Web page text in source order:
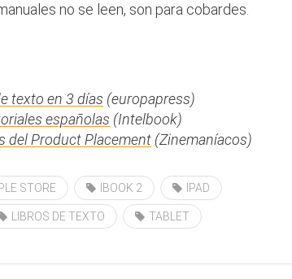
no se leen, son para cobardes.
texto en 3 días (europapress)
españolas (Intelbook)
del Product Placement (Zinemaníacos)
STORE IBOOK 2 IPAD
LIBROS DE TEXTO TABLET